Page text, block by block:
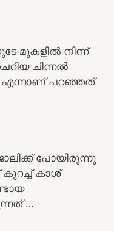
മുകളിൽ നിന്ന്
ചിന്നൽ
എന്നാണ് പറഞ്ഞത്
പോയിരുന്നു
കാശ്
…